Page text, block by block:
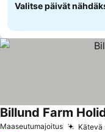
Valitse päivät
Maaseutumajoitus Kätevä
Billund Farm